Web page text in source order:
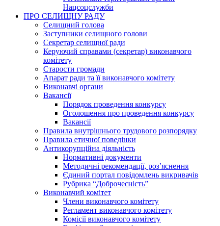
Нацсоцслужби
ПРО СЕЛИЩНУ РАДУ
Селищний голова
Заступники селищного голови
Секретар селищної ради
Керуючий справами (секретар) виконавчого
комітету
Старости громади
Апарат ради та її виконавчого комітету
Виконавчі органи
Вакансії
Порядок проведення конкурсу
Оголошення про проведення конкурсу
Вакансії
Правила внутрішнього трудового розпорядку
Правила етичної поведінки
Антикорупційна діяльність
Нормативні документи
Методичні рекомендації, роз’яснення
Єдиний портал повідомлень викривачів
Рубрика “Доброчесність”
Виконавчий комітет
Члени виконавчого комітету
Регламент виконавчого комітету
Комісії виконавчого комітету